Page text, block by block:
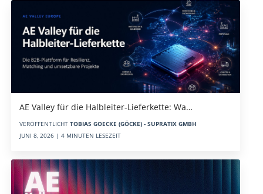
AE Valley für die Halbleiter-Lieferkette: Wa…
VERÖFFENTLICHT TOBIAS GOECKE (GÖCKE) - SUPRATIX GMBH
JUNI 8, 2026 | 4 MINUTEN LESEZEIT